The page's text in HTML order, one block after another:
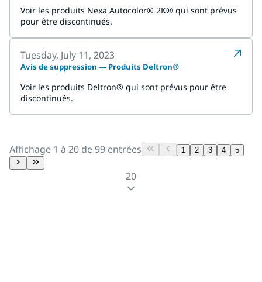
Voir les produits Nexa Autocolor® 2K® qui sont prévus
pour être discontinués.
Tuesday, July 11, 2023
Avis de suppression — Produits Deltron®
Voir les produits Deltron® qui sont prévus pour être
discontinués.
Affichage 1 à 20 de 99 entrées 1 2 3 4 5
20